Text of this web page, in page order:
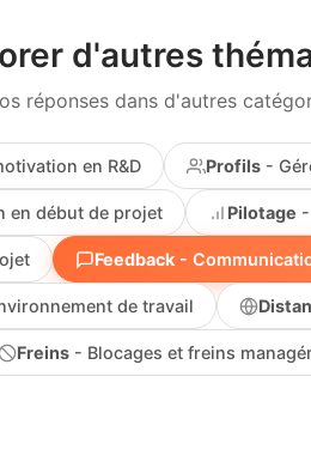
d'autres
réponses dans d'autres
en R&D Profils -
en début de projet Pilotage
Feedback-
de travail
Freins- Blocages et freins